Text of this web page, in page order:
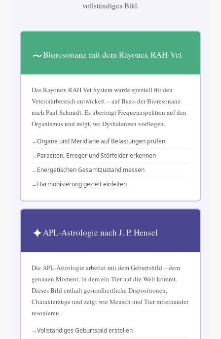
vollständiges Bild.
∼Bioresonanz mit dem Rayonex RAH-Vet
Das Rayonex RAH-Vet System wurde speziell für den
Veterinärbereich entwickelt – auf Basis der Bioresonanz
nach Paul Schmidt. Es überträgt Frequenzspektren auf den
Organismus und zeigt, wo Dysbalanzen vorliegen.
Organe und Meridiane auf Belastungen prüfen
Parasiten, Erreger und Störfelder erkennen
Energetischen Gesamtzustand messen
Harmonisierung gezielt einleiten
✦APL-Astrologie nach J. P. Hensel
Die APL-Astrologie arbeitet mit dem Geburtsbild – dem
genauen Moment, in dem ein Tier auf die Welt kommt.
Dieses Bild enthält gesundheitliche Dispositionen,
Charakterzüge und zeigt wie Mensch und Tier miteinander
resonieren.
Vollständiges Geburtsbild erstellen